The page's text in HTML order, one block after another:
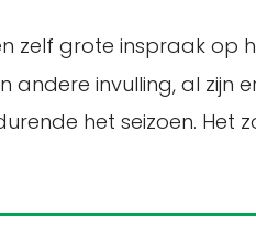
zelf grote inspraak op
invulling, al zijn
het seizoen. Het